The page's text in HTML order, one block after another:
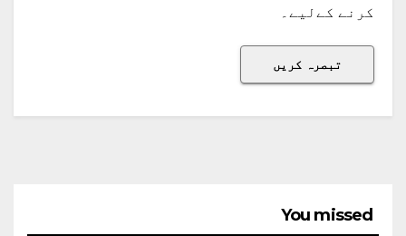
کرنے کےلیے۔
You missed